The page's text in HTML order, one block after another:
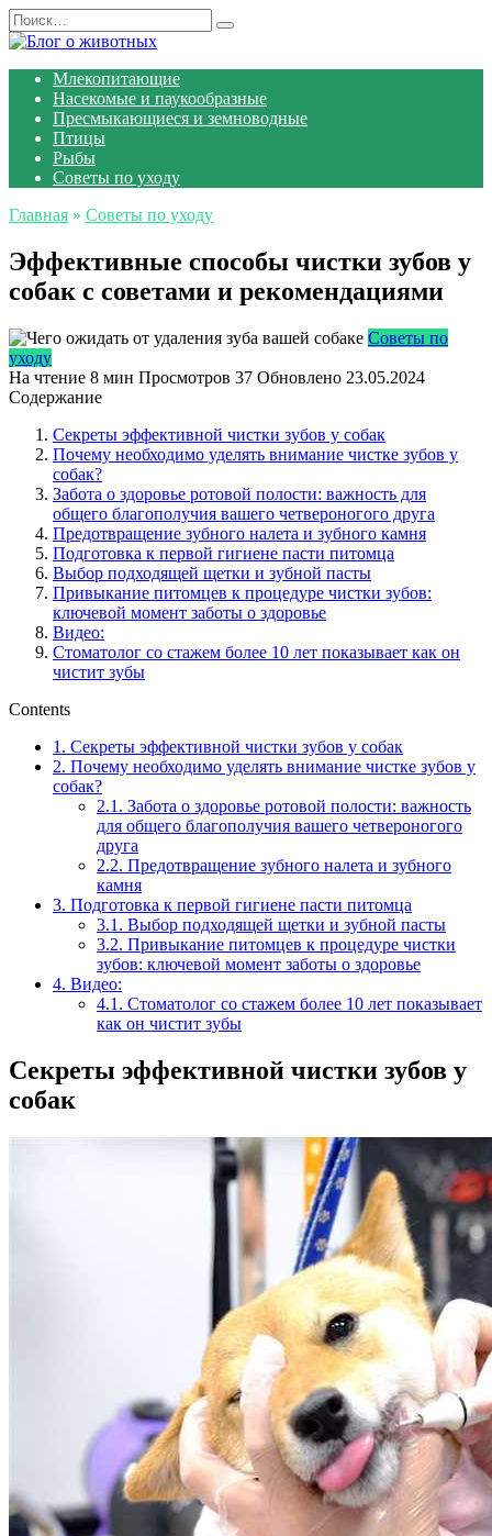
Перейти
к
Search
for:
Млекопитающие
Насекомые и паукообразные
Пресмыкающиеся и земноводные
Птицы
Рыбы
Советы по уходу
Главная » Советы по уходу
Эффективные способы чистки зубов у
собак с советами и рекомендациями
Советы по
уходу
На чтение 8 мин Просмотров 37 Обновлено 23.05.2024
Содержание
Секреты эффективной чистки зубов у собак
Почему необходимо уделять внимание чистке зубов у
собак?
Забота о здоровье ротовой полости: важность для
общего благополучия вашего четвероногого друга
Предотвращение зубного налета и зубного камня
Подготовка к первой гигиене пасти питомца
Выбор подходящей щетки и зубной пасты
Привыкание питомцев к процедуре чистки зубов:
ключевой момент заботы о здоровье
Видео:
Стоматолог со стажем более 10 лет показывает как он
чистит зубы
Contents
1. Секреты эффективной чистки зубов у собак
2. Почему необходимо уделять внимание чистке зубов у
собак?
2.1. Забота о здоровье ротовой полости: важность
для общего благополучия вашего четвероногого
друга
2.2. Предотвращение зубного налета и зубного
камня
3. Подготовка к первой гигиене пасти питомца
3.1. Выбор подходящей щетки и зубной пасты
3.2. Привыкание питомцев к процедуре чистки
зубов: ключевой момент заботы о здоровье
4. Видео:
4.1. Стоматолог со стажем более 10 лет показывает
как он чистит зубы
Секреты эффективной чистки зубов у
собак